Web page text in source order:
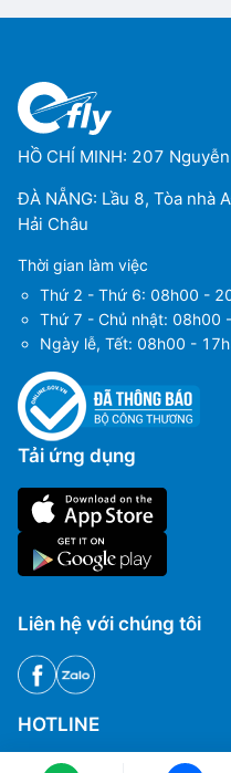
HỒ CHÍ MINH: 207
ĐÀ NẴNG: Lầu 8, Tòa nhà
Hải Châu
Thời gian làm việc
Thứ 2 - Thứ 6: 08h00 -
Thứ 7 - Chủ nhật: 08h00
Ngày lễ, Tết: 08h00 -
Tải ứng dụng
Liên hệ với chúng tôi
HOTLINE
Tư vấn, Đặt vé máy bay.